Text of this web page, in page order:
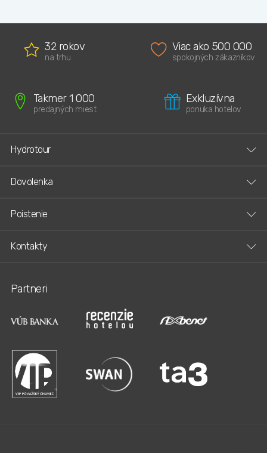
32 rokov
na trhu
Viac ako 500 000
spokojných zákazníkov
Takmer 1 000
predajných miest
Exkluzívna
ponuka hotelov
Hydrotour
Dovolenka
Poistenie
Kontakty
Partneri